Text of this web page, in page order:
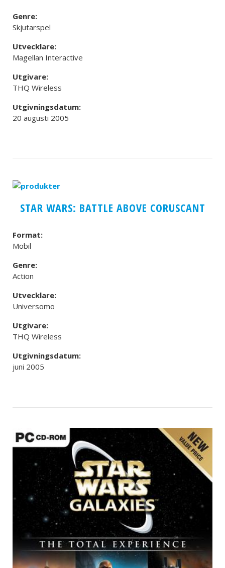
Genre:
Skjutarspel
Utvecklare:
Magellan Interactive
Utgivare:
THQ Wireless
Utgivningsdatum:
20 augusti 2005
STAR WARS: BATTLE ABOVE CORUSCANT
Format:
Mobil
Genre:
Action
Utvecklare:
Universomo
Utgivare:
THQ Wireless
Utgivningsdatum:
juni 2005